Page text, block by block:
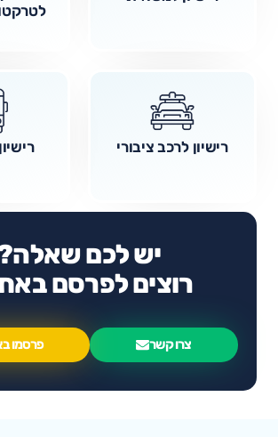
רישיון לרכב ציבורי
יש לכם
רוצים לפרסם
צרו קשר פרסמו